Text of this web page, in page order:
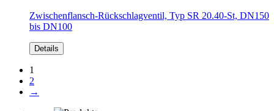
Zwischenflansch-Rückschlagventil, Typ SR 20.40-St, DN150
bis DN100
Details
1
2
→